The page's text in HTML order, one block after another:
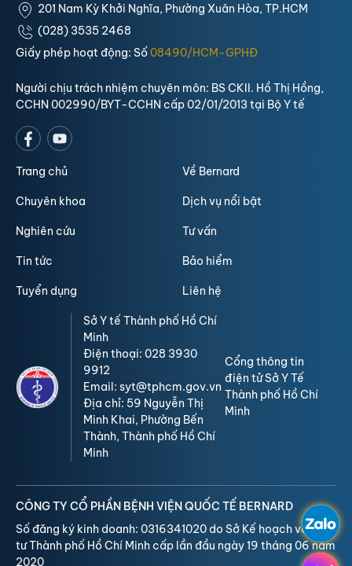
201 Nam Kỳ Khởi Nghĩa, Phường Xuân Hòa, TP.HCM
(028) 3535 2468
Giấy phép hoạt động: Số08490/HCM-GPHĐ
Người chịu trách nhiệm chuyên môn: BS CKII. Hồ Thị Hồng,
CCHN 002990/BYT-CCHN cấp 02/01/2013 tại Bộ Y tế
Trang chủ Về Bernard
Chuyên khoa Dịch vụ nổi bật
Nghiên cứu Tư vấn
Tin tức Bảo hiểm
Tuyển dụng Liên hệ
Sở Y tế Thành phố Hồ Chí
Minh
Điện thoại: 028 3930
9912
Email: syt@tphcm.gov.vn
Địa chỉ: 59 Nguyễn Thị
Minh Khai, Phường Bến
Thành, Thành phố Hồ Chí
Minh
Cổng thông tin
điện tử Sở Y Tế
Thành phố Hồ Chí
Minh
CÔNG TY CỔ PHẦN BỆNH VIỆN QUỐC TẾ BERNARD
Số đăng ký kinh doanh: 0316341020 do Sở Kế hoạch và Đầu
tư Thành phố Hồ Chí Minh cấp lần đầu ngày 19 tháng 06 năm
2020